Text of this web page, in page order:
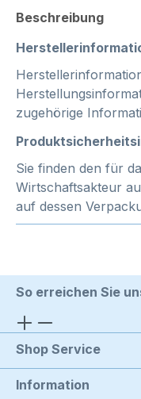
Beschreibung
zugehörige
Sie finden den für
Wirtschaftsakteur
auf dessen
So erreichen Sie
Shop Service
Information